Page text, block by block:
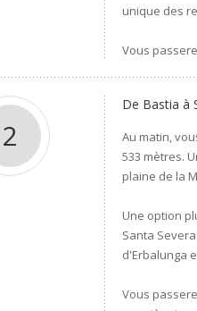
unique des
Vous
2
De Bastia à
Au matin,
533 mètres.
plaine de la
Une option
Santa
d'Erbalunga
Vous